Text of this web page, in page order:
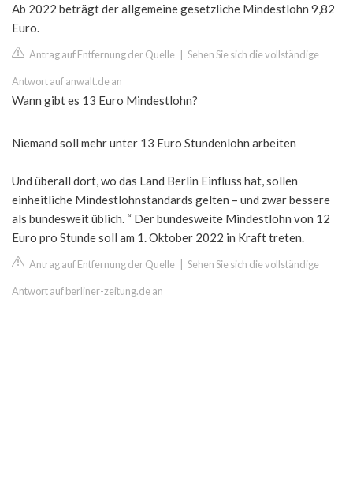
Ab 2022 beträgt der allgemeine gesetzliche Mindestlohn 9,82
Euro.
Antrag auf Entfernung der Quelle Sehen Sie sich die vollständige
Antwort auf anwalt.de an
Wann gibt es 13 Euro Mindestlohn?
Niemand soll mehr unter 13 Euro Stundenlohn arbeiten
Und überall dort, wo das Land Berlin Einfluss hat, sollen
einheitliche Mindestlohnstandards gelten – und zwar bessere
als bundesweit üblich. “ Der bundesweite Mindestlohn von 12
Euro pro Stunde soll am 1. Oktober 2022 in Kraft treten.
Antrag auf Entfernung der Quelle Sehen Sie sich die vollständige
Antwort auf berliner-zeitung.de an